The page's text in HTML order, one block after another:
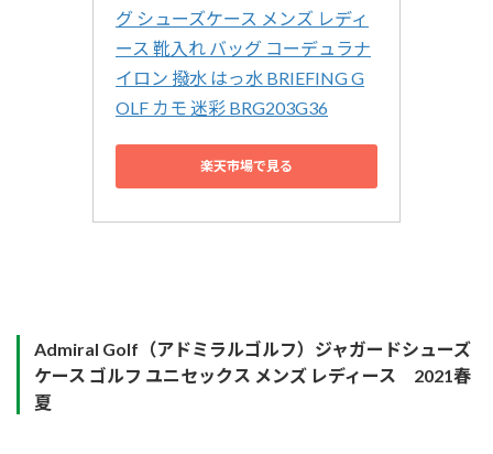
グ シューズケース メンズ レディ
ース 靴入れ バッグ コーデュラナ
イロン 撥水 はっ水 BRIEFING G
OLF カモ 迷彩 BRG203G36
楽天市場で見る
Admiral Golf（アドミラルゴルフ）ジャガードシューズ
ケース ゴルフ ユニセックス メンズ レディース 2021春
夏